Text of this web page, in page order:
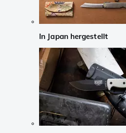
In Japan hergestellt